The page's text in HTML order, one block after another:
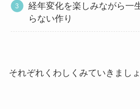
経年変化を楽しみながら一
らない作り
それぞれくわしくみていきましょ